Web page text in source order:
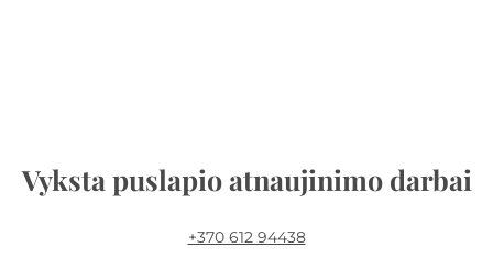
Vyksta puslapio atnaujinimo darbai
+370 612 94438